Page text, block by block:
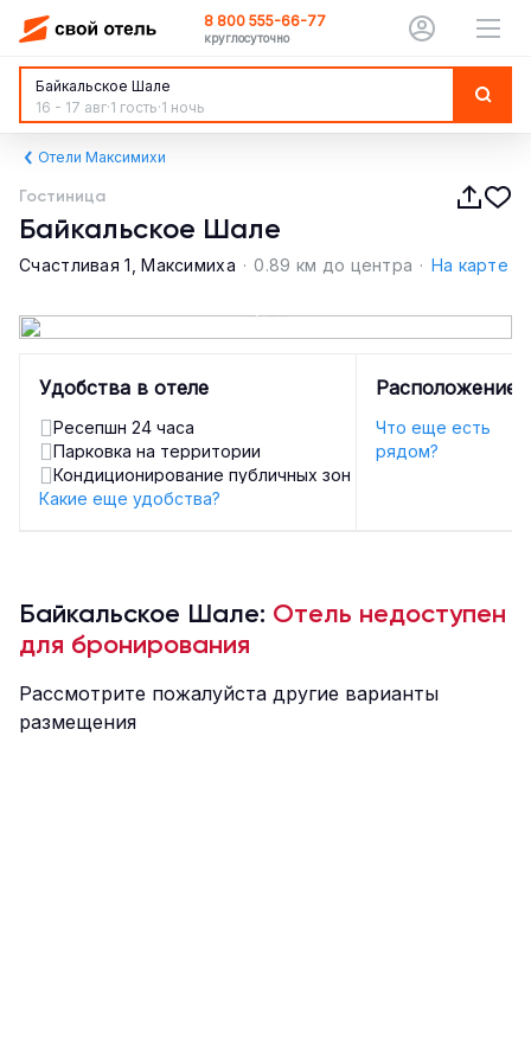
8 800 555-66-77
круглосуточно
Байкальское Шале
16 - 17 авг·1 гость·1 ночь
Отели Максимихи
Гостиница
Байкальское Шале
Счастливая 1, Максимиха · 0.89 км до центра · На карте
Удобства в отеле
Ресепшн 24 часа
Парковка на территории
Кондиционирование публичных зон
Какие еще удобства?
Расположение
Что еще есть
рядом?
Байкальское Шале: Отель недоступен
для бронирования
Рассмотрите пожалуйста другие варианты
размещения